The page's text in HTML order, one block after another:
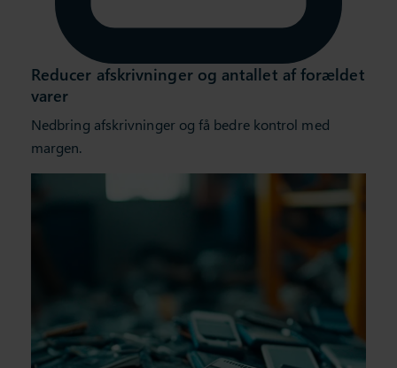
Reducer afskrivninger og antallet af forældet
varer
Nedbring afskrivninger og få bedre kontrol med
margen.